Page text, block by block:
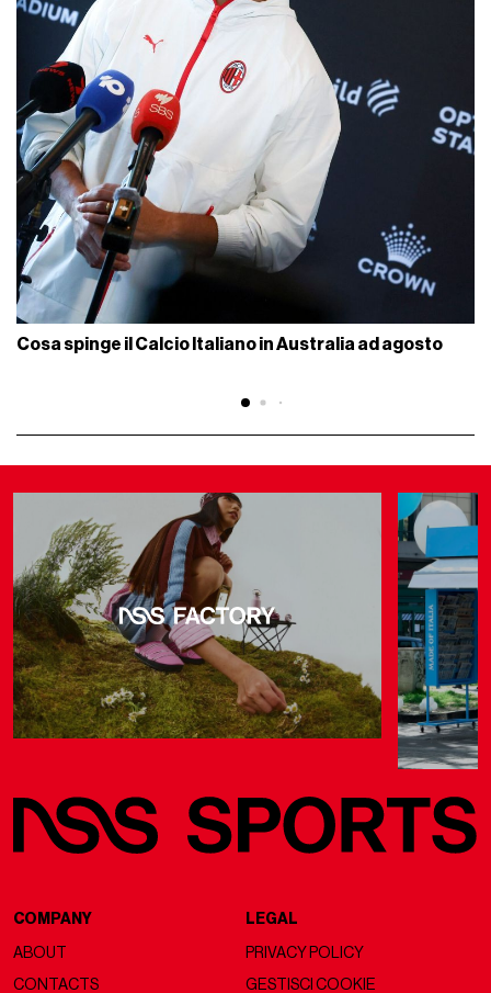
Cosa spinge il Calcio Italiano in Australia ad agosto
COMPANY
ABOUT
CONTACTS
LEGAL
PRIVACY POLICY
GESTISCI COOKIE